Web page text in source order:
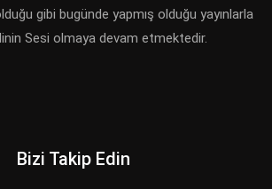
gibi bugünde yapmış olduğu yayınlarla
Sesi olmaya devam etmektedir.
Bizi Takip Edin